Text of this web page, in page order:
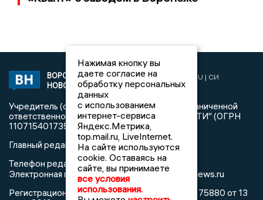
ВОРОНЕЖСКИЕ
НОВОСТИ
2019 © VORONEZHNEWS.RU | СИ
«Воронежские новости»
Учредитель (соучредители): Общество с ограниченной
ответственностью "РЕГИОНАЛЬНЫЕ НОВОСТИ" (ОГРН
1107154017354)
Главный редактор: Пирогов А.А.
Телефон редакции: +7 (473) 262 77 92
Электронная почта редакции:info@voronezhnews.ru
Регистрационный номер: серия Эл № ФС 77 - 75880 от 13
Нажимая кнопку вы
даете согласие на
обработку персональных
данных
с использованием
интернет-сервиса
Яндекс.Метрика,
top.mail.ru, LiveInternet.
На сайте используются
cookie. Оставаясь на
сайте, вы принимаете
все условия
использования.